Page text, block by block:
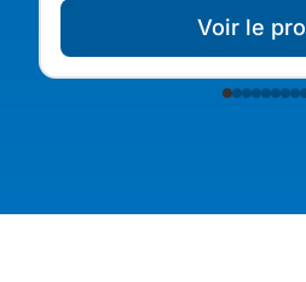
Voir le